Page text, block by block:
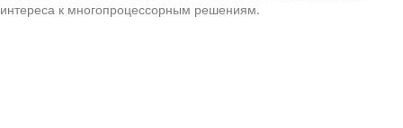
интереса к многопроцессорным решениям.